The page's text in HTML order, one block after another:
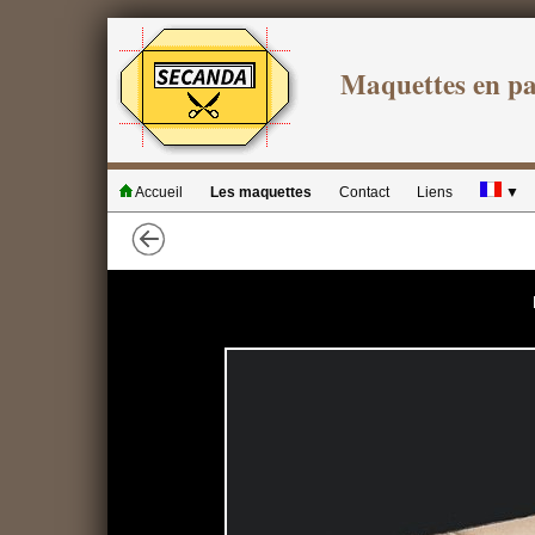
Maquettes en
Accueil Les maquettes Contact Liens ▼